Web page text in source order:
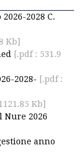
2028 C.
Kb]
[.pdf : 531.9
2028- [.pdf :
Kb]
Nure 2026
anno